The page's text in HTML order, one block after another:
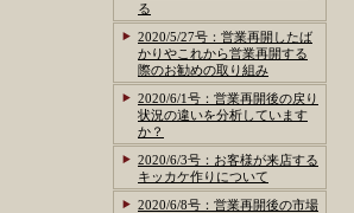
る
2020/5/27号：営業再開したば
かりやこれから営業再開する
際のお勧めの取り組み
2020/6/1号：営業再開後の戻り
状況の違いを分析しています
か？
2020/6/3号：お客様が来店する
キッカケ作りについて
2020/6/8号：営業再開後の市場